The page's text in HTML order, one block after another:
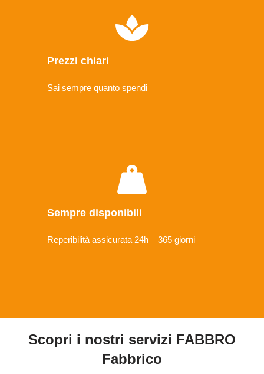
Prezzi chiari
Sai sempre quanto spendi
Sempre disponibili
Reperibilità assicurata 24h – 365 giorni
Scopri i nostri servizi FABBRO
Fabbrico